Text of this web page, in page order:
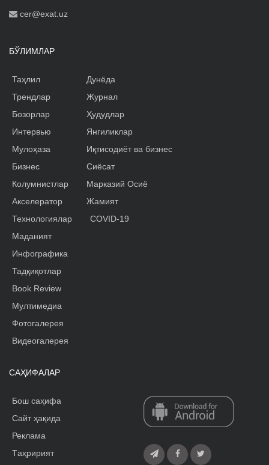
cer@exat.uz
БЎЛИМЛАР
Таҳлил
Трендлар
Бозорлар
Интервью
Мулоҳаза
Бизнес
Колумнистлар
Акселератор
Дунёда
Журнал
Ҳудудлар
Янгиликлар
Иқтисодиёт ва бизнес
Сиёсат
Марказий Осиё
Жамият
Технологиялар
Маданият
Инфографика
Тадқиқотлар
Book Review
Мултимедиа
Фотогалерея
Видеогалерея
COVID-19
САҲИФАЛАР
Бош саҳифа
Сайт ҳақида
Реклама
Tаҳририят